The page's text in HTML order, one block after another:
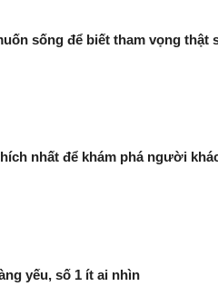
sống để biết tham vọng thật
nhất để khám phá người
yếu, số 1 ít ai nhìn